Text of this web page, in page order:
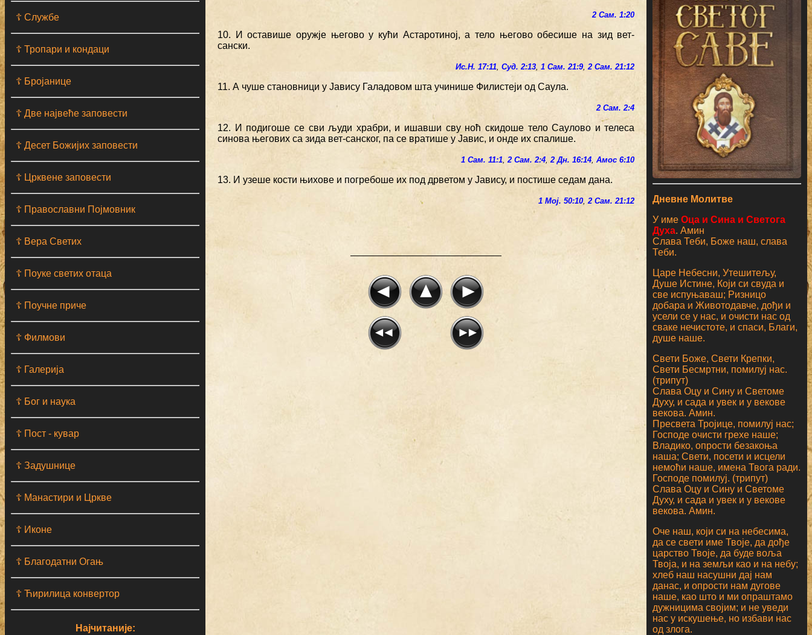
☦ Службе
☦ Тропари и кондаци
☦ Бројанице
☦ Две највеће заповести
☦ Десет Божијих заповести
☦ Црквене заповести
☦ Православни Појмовник
☦ Вера Светих
☦ Поуке светих отаца
☦ Поучне приче
☦ Филмови
☦ Галерија
☦ Бог и наука
☦ Пост - кувар
☦ Задушнице
☦ Манастири и Цркве
☦ Иконе
☦ Благодатни Огањ
☦ Ћирилица конвертор
Најчитаније:
2 Сам. 1:20
10. И оставише оружје његово у кући Астаротиној, а тело његово обесише на зид вет-
сански.
Ис.Н. 17:11,Суд. 2:13,1 Сам. 21:9,2 Сам. 21:12
11. А чуше становници у Јавису Галадовом шта учинише Филистеји од Саула.
2 Сам. 2:4
12. И подигоше се сви људи храбри, и ишавши сву ноћ скидоше тело Саулово и телеса
синова његових са зида вет-санског, па се вратише у Јавис, и онде их спалише.
1 Сам. 11:1,2 Сам. 2:4,2 Дн. 16:14,Амос 6:10
13. И узеше кости њихове и погребоше их под дрветом у Јавису, и постише седам дана.
1 Мој. 50:10,2 Сам. 21:12
Дневне Молитве
У имеОца и Сина и Светога
Духа. Амин
Слава Теби, Боже наш, слава
Теби.
Царе Небесни, Утешитељу,
Душе Истине, Који си свуда и
све испуњаваш; Ризницо
добара и Животодавче, дођи и
усели се у нас, и очисти нас од
сваке нечистоте, и спаси, Благи,
душе наше.
Свети Боже, Свети Крепки,
Свети Бесмртни, помилуј нас.
(трипут)
Слава Оцу и Сину и Светоме
Духу, и сада и увек и у векове
векова. Амин.
Пресвета Тројице, помилуј нас;
Господе очисти грехе наше;
Владико, опрости безакоња
наша; Свети, посети и исцели
немоћи наше, имена Твога ради.
Господе помилуј. (трипут)
Слава Оцу и Сину и Светоме
Духу, и сада и увек и у векове
векова. Амин.
Оче наш, који си на небесима,
да се свети име Твоје, да дође
царство Твоје, да буде воља
Твоја, и на земљи као и на небу;
хлеб наш насушни дај нам
данас, и опрости нам дугове
наше, као што и ми опраштамо
дужницима својим; и не уведи
нас у искушење, но избави нас
од злога.